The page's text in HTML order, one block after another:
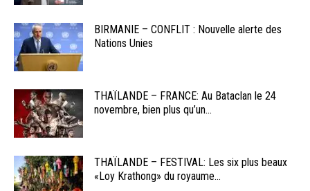
BIRMANIE – CONFLIT : Nouvelle alerte des
Nations Unies
THAÏLANDE – FRANCE: Au Bataclan le 24
novembre, bien plus qu’un...
THAÏLANDE – FESTIVAL: Les six plus beaux
«Loy Krathong» du royaume...